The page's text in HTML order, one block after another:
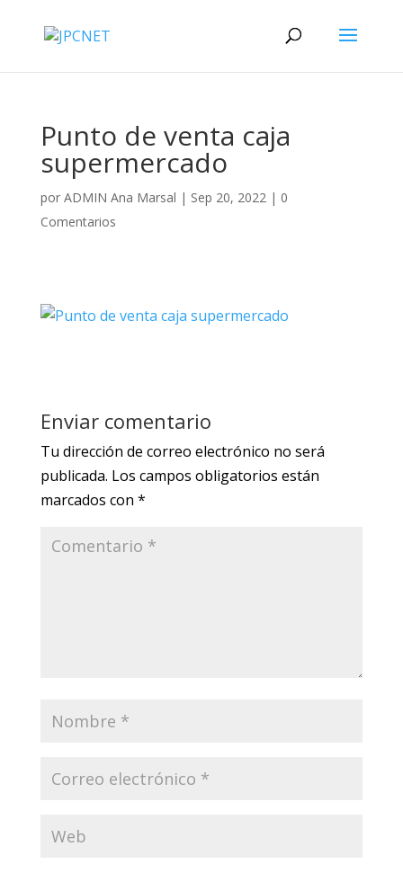
Punto de venta caja
supermercado
por ADMIN Ana Marsal | Sep 20, 2022| 0
Comentarios
Enviar comentario
Tu dirección de correo electrónico no será
publicada. Los campos obligatorios están
marcados con *